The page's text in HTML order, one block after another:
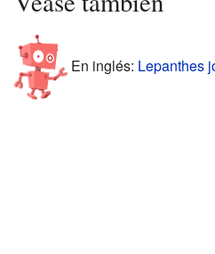
En inglés: Lepanthes